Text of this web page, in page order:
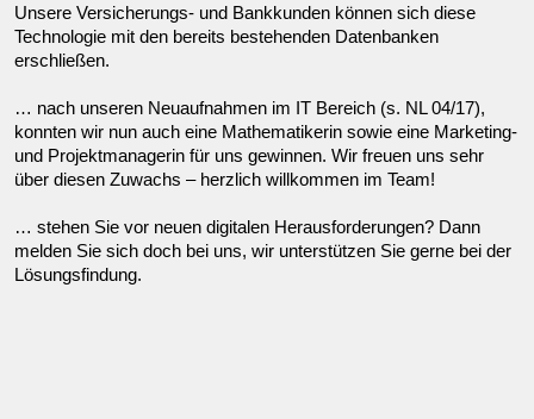
Unsere Versicherungs- und Bankkunden können sich diese
Technologie mit den bereits bestehenden Datenbanken
erschließen.
… nach unseren Neuaufnahmen im IT Bereich (s. NL 04/17),
konnten wir nun auch eine Mathematikerin sowie eine Marketing-
und Projektmanagerin für uns gewinnen. Wir freuen uns sehr
über diesen Zuwachs – herzlich willkommen im Team!
… stehen Sie vor neuen digitalen Herausforderungen? Dann
melden Sie sich doch bei uns, wir unterstützen Sie gerne bei der
Lösungsfindung.